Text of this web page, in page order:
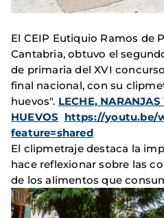
El CEIP Eutiquio Ramos de
Cantabria, obtuvo el
de primaria del XVI
final nacional, con su
huevos". LECHE, NARANJAS
HUEVOS https://youtu.be/
feature=shared
El clipmetraje destaca la
hace reflexionar sobre las
de los alimentos que